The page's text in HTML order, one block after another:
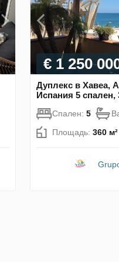
€ 1 250
Дуплекс в Хавеа,
Испания 5
Спален: 5
Площадь: 360 м²